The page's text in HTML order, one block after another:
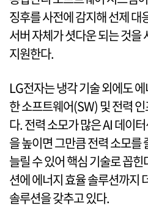
징후를 사전에 감지해 선제 대
서버 자체가 셧다운 되는 것을
지원한다.
LG전자는 냉각 기술 외에도
한 소프트웨어(SW) 및 전력
다. 전력 소모가 많은 AI 데이
을 높이면 그만큼 전력 소모
늘릴 수 있어 핵심 기술로 꼽
션에 에너지 효율 솔루션까지
솔루션을 갖추고 있다.